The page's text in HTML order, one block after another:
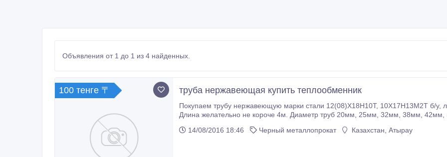
Объявления от 1 до 1 из 4 найденных.
100 тенге 〒 труба нержавеющая купить теплообменник
Покупаем трубу нержавеющую марки стали 12(08)Х18Н10Т, 10Х17Н13М2Т б/у, лежалую, новую, вырезанную, теплообменники.
Длина желательно не короче 4м. Диаметр труб 20мм, 25мм, 32мм, 38мм, 42мм, 57мм, 159мм, 219мм, 325мм, и тд. Предложения
14/08/2016 18:46
Черный металлопрокат Казахстан, Атырау